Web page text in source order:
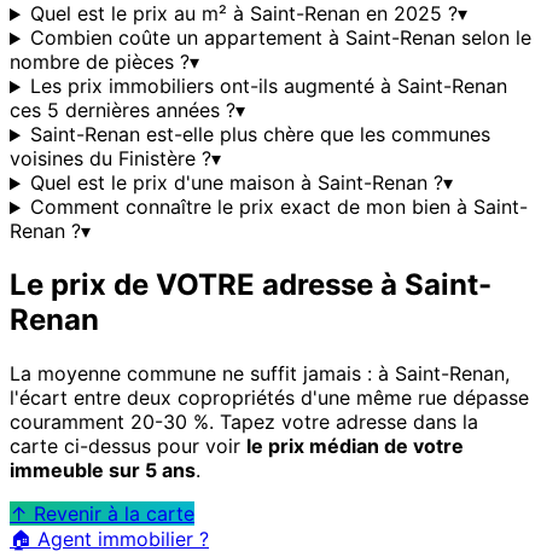
Quel est le prix au m² à Saint-Renan en 2025 ?▾
Combien coûte un appartement à Saint-Renan selon le
nombre de pièces ?▾
Les prix immobiliers ont-ils augmenté à Saint-Renan
ces 5 dernières années ?▾
Saint-Renan est-elle plus chère que les communes
voisines du Finistère ?▾
Quel est le prix d'une maison à Saint-Renan ?▾
Comment connaître le prix exact de mon bien à Saint-
Renan ?▾
Le prix de VOTRE adresse à Saint-
Renan
La moyenne commune ne suffit jamais : à Saint-Renan,
l'écart entre deux copropriétés d'une même rue dépasse
couramment 20-30 %. Tapez votre adresse dans la
carte ci-dessus pour voir le prix médian de votre
immeuble sur 5 ans.
↑ Revenir à la carte
🏠 Agent immobilier ?